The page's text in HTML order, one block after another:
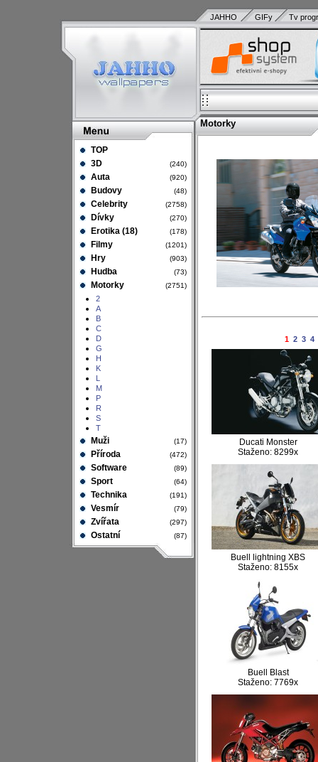
TOP
3D
(240)
Auta (920)
Budovy (48)
Celebrity (2758)
Dívky (270)
Erotika (18) (178)
Filmy (1201)
Hry (903)
Hudba (73)
Motorky (2751)
2
A
B
C
D
G
H
K
L
M
P
R
S
T
Muži (17)
Příroda (472)
Software (89)
Sport (64)
Technika (191)
Vesmír (79)
Zvířata (297)
Ostatní (87)
JAHHO GIFy Tv
Motorky
1 2 3 4
Ducati Monster
Staženo: 8299x
Buell lightning XBS
Staženo: 8155x
Buell Blast
Staženo: 7769x